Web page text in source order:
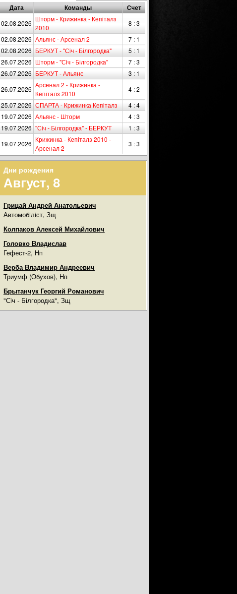
Дата Команды Счет
02.08.2026
Шторм - Крижинка - Кепіталз
2010
8 : 3
02.08.2026 Альянс - Арсенал 2
7 : 1
02.08.2026 БЕРКУТ - "Сiч - Білгородка"
5 : 1
26.07.2026 Шторм - "Сiч - Білгородка"
7 : 3
26.07.2026 БЕРКУТ - Альянс
3 : 1
26.07.2026
Арсенал 2 - Крижинка -
Кепіталз 2010
4 : 2
25.07.2026 СПАРТА - Крижинка Кепіталз
4 : 4
19.07.2026 Альянс - Шторм
4 : 3
19.07.2026 "Сiч - Білгородка" - БЕРКУТ
1 : 3
19.07.2026
Крижинка - Кепіталз 2010 -
Арсенал 2
3 : 3
Дни рождения
Август, 8
Грицай Андрей Анатольевич
Автомобiлiст, Зщ
Колпаков Алексей Михайлович
Головко Владислав
Гефест-2, Нп
Верба Владимир Андреевич
Триумф (Обухов), Нп
Брытанчук Георгий Романович
"Сiч - Білгородка", Зщ